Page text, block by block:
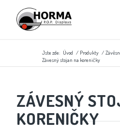
Jste zde: Úvod / Produkty /
Závesný stojan na koreničky
ZÁVESNÝ
KORENIČKY